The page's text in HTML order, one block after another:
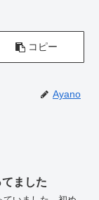
コピー
Ayano
ました